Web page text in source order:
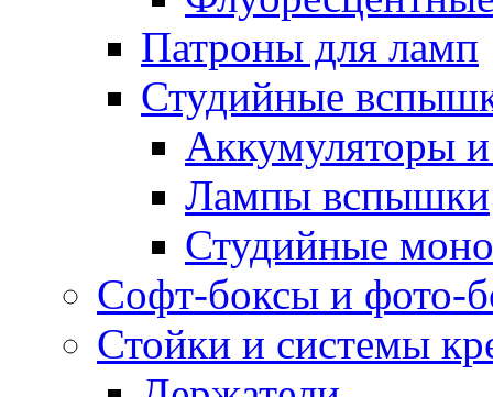
Патроны для ламп
Студийные
Аккумуляторы
Лампы вспышки
Студийные
Софт-боксы и фото-
Стойки и системы